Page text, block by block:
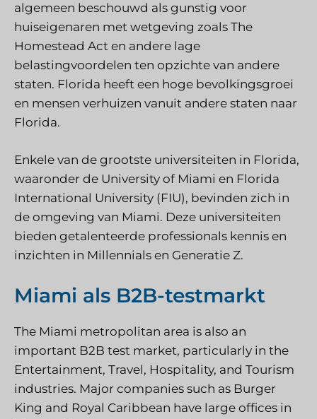
algemeen beschouwd als gunstig voor
huiseigenaren met wetgeving zoals The
Homestead Act en andere lage
belastingvoordelen ten opzichte van andere
staten. Florida heeft een hoge bevolkingsgroei
en mensen verhuizen vanuit andere staten naar
Florida.
Enkele van de grootste universiteiten in Florida,
waaronder de University of Miami en Florida
International University (FIU), bevinden zich in
de omgeving van Miami. Deze universiteiten
bieden getalenteerde professionals kennis en
inzichten in Millennials en Generatie Z.
Miami als B2B-testmarkt
The Miami metropolitan area is also an
important B2B test market, particularly in the
Entertainment, Travel, Hospitality, and Tourism
industries. Major companies such as Burger
King and Royal Caribbean have large offices in